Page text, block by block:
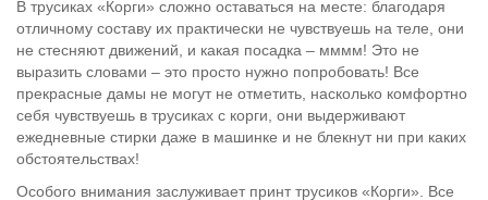
В трусиках «Корги» сложно оставаться на месте: благодаря
отличному составу их практически не чувствуешь на теле, они
не стесняют движений, и какая посадка – мммм! Это не
выразить словами – это просто нужно попробовать! Все
прекрасные дамы не могут не отметить, насколько комфортно
себя чувствуешь в трусиках с корги, они выдерживают
ежедневные стирки даже в машинке и не блекнут ни при каких
обстоятельствах!
Особого внимания заслуживает принт трусиков «Корги». Все